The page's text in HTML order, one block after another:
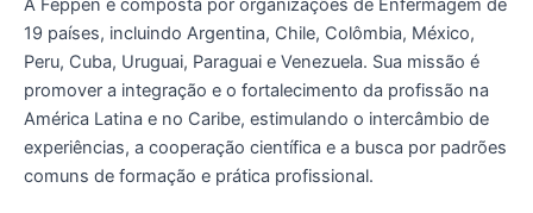
A Feppen é composta por organizações de Enfermagem de
19 países, incluindo Argentina, Chile, Colômbia, México,
Peru, Cuba, Uruguai, Paraguai e Venezuela. Sua missão é
promover a integração e o fortalecimento da profissão na
América Latina e no Caribe, estimulando o intercâmbio de
experiências, a cooperação científica e a busca por padrões
comuns de formação e prática profissional.